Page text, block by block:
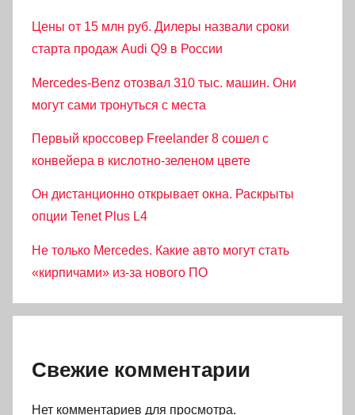
Цены от 15 млн руб. Дилеры назвали сроки
старта продаж Audi Q9 в России
Mercedes-Benz отозвал 310 тыс. машин. Они
могут сами тронуться с места
Первый кроссовер Freelander 8 сошел с
конвейера в кислотно-зеленом цвете
Он дистанционно открывает окна. Раскрыты
опции Tenet Plus L4
Не только Mercedes. Какие авто могут стать
«кирпичами» из-за нового ПО
Свежие комментарии
Нет комментариев для просмотра.